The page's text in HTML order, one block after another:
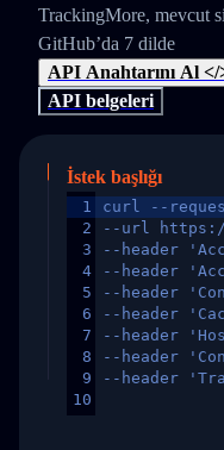
TrackingMore, mevcut
GitHub’da 7 dilde
API Anahtarını Al </
API belgeleri
İstek başlığı
1
2
3
4
5
6
7
8
9
10
curl --
--url https://
--header
--header
--header
--header
--header
--header
--header